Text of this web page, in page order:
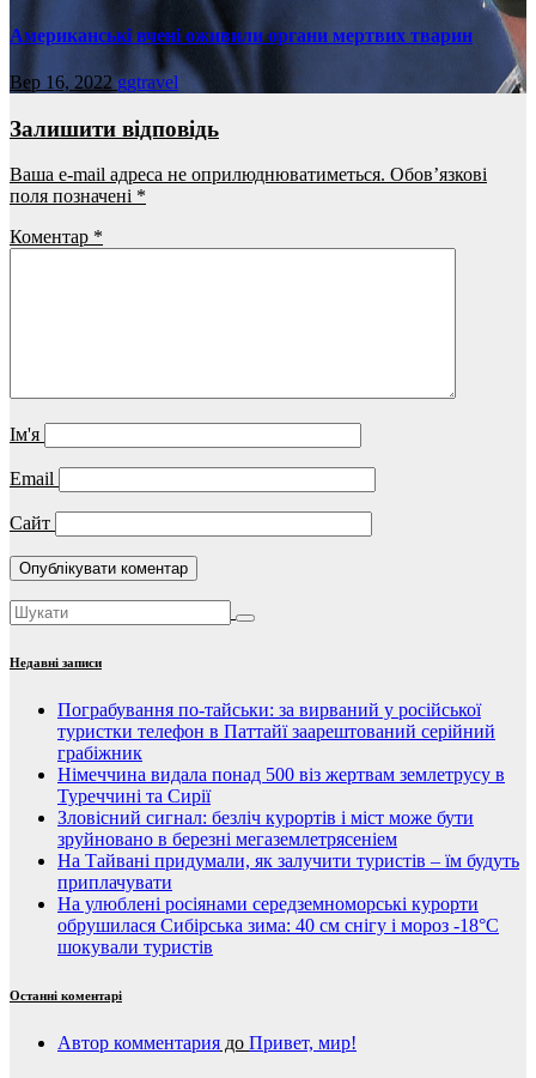
Американські вчені оживили органи мертвих тварин
Вер 16, 2022ggtravel
Залишити відповідь
Ваша e-mail адреса не оприлюднюватиметься. Обов’язкові
поля позначені *
Коментар *
Ім'я
Email
Сайт
Недавні записи
Пограбування по-тайськи: за вирваний у російської
туристки телефон в Паттайї заарештований серійний
грабіжник
Німеччина видала понад 500 віз жертвам землетрусу в
Туреччині та Сирії
Зловісний сигнал: безліч курортів і міст може бути
зруйновано в березні мегаземлетрясеніем
На Тайвані придумали, як залучити туристів – їм будуть
приплачувати
На улюблені росіянами середземноморські курорти
обрушилася Сибірська зима: 40 см снігу і мороз -18°C
шокували туристів
Останні коментарі
Автор комментария до Привет, мир!